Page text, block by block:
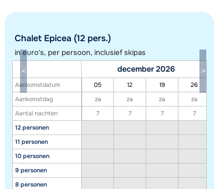
Toon alle accommodaties in dit gebied
Deze kaart geeft een indicatie van de ligging van onze accommodaties. De
exacte locatie kan enigszins afwijken.
Chalet Epicea (12 pers.)
in euro's, per persoon, inclusief skipas
Aankomstdatum
Aankomstdag
Aantal nachten
12 personen
11 personen
10 personen
9 personen
8 personen
december 2026
05 12 19
26
za
za za
za
7
7 7 7